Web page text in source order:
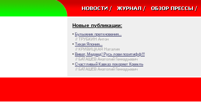
Новые публикации:
• Булыжник преткновения...
// ТРУБКИН Антон
• Тихая Япония...
// КРИВИЦКАЯ Наталия
• Виват, Медвед! Русь лови позитифф!!!
// БАТАШЕВ Анатолий Геннадьевич
• Счастливый Кавказ покоряет Кремль
// БАТАШЕВ Анатолий Геннадьевич